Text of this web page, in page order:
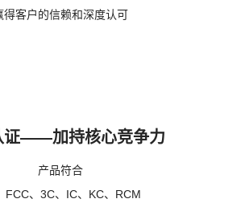
得客户的信赖和深度认可
证——加持核心竞争力
产品符合
FCC、3C、IC、KC、RCM